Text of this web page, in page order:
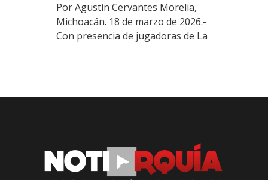
Por Agustín Cervantes Morelia,
Michoacán. 18 de marzo de 2026.-
Con presencia de jugadoras de La